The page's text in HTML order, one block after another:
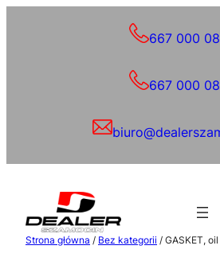
667 000
667 000
Strona główna / Bez kategorii / GASKET,